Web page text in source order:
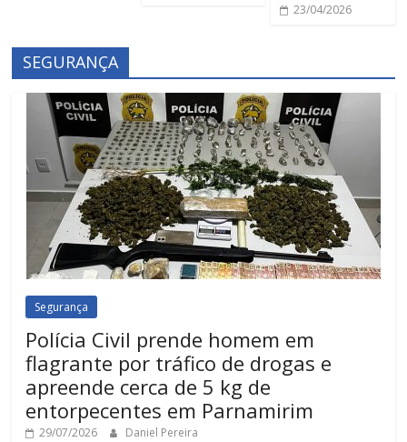
23/04/2026
SEGURANÇA
Segurança
Polícia Civil prende homem em
flagrante por tráfico de drogas e
apreende cerca de 5 kg de
entorpecentes em Parnamirim
29/07/2026 Daniel Pereira